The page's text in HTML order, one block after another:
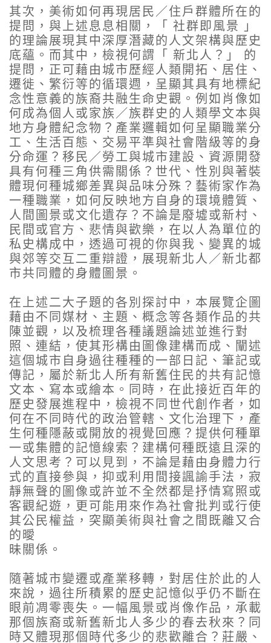
其次，美術如何再現居民／住戶群體所在的
提問，與上述息息相關，「 社群即風景 」
的理論展現其中深厚潛藏的人文架構與歷史
底蘊。而其中，檢視何謂「 新北人？」 的
提問，正可藉由城市歷經人類開拓、居住、
遷徙、繁衍等的循環週，呈顯其具有地標紀
念性意義的族裔共融生命史觀。例如肖像如
何成為個人或家族／族群史的人類學文本與
地方身體紀念物？產業邏輯如何呈顯職業分
工、生活百態、交易平準與社會階級等的身
分命運？移民／勞工與城市建設、資源開發
具有何種三角供需關係？世代、性別與著裝
體現何種城鄉差異與品味分殊？藝術家作為
一種職業，如何反映地方自身的環境體質、
人間圖景或文化遺存？不論是廢墟或新村、
民間或官方、悲情與歡樂，在以人為單位的
私史構成中，透過可視的你與我、變異的城
與郊等交互二重辯證，展現新北人／新北都
市共同體的身體圖景。
在上述二大子題的各別探討中，本展覽企圖
藉由不同媒材、主題、概念等各類作品的共
陳並觀，以及梳理各種議題論述並進行對
照、連結，使其形構由圖像建構而成、闡述
這個城市自身過往種種的一部日記、筆記或
傳記，屬於新北人所有新舊住民的共有記憶
文本、寫本或繪本。同時，在此接近百年的
歷史發展進程中，檢視不同世代創作者，如
何在不同時代的政治管轄、文化治理下，產
生何種隱蔽或開放的視覺回應？提供何種單
一或集體的記憶線索？建構何種既遠且深的
人文思考？可以見到，不論是藉由身體力行
式的直接參與，抑或利用間接諷諭手法，寂
靜無聲的圖像或許並不全然都是抒情寫照或
客觀紀遊，更可能用來作為社會批判或行使
其公民權益，突顯美術與社會之間既離又合
的曖
昧關係。
隨著城市變遷或產業移轉，對居住於此的人
來說，過往所積累的歷史記憶似乎仍不斷在
眼前凋零喪失。一幅風景或肖像作品，承載
那個族裔或新舊新北人多少的春去秋來？同
時又體現那個時代多少的悲歡離合？莊嚴、